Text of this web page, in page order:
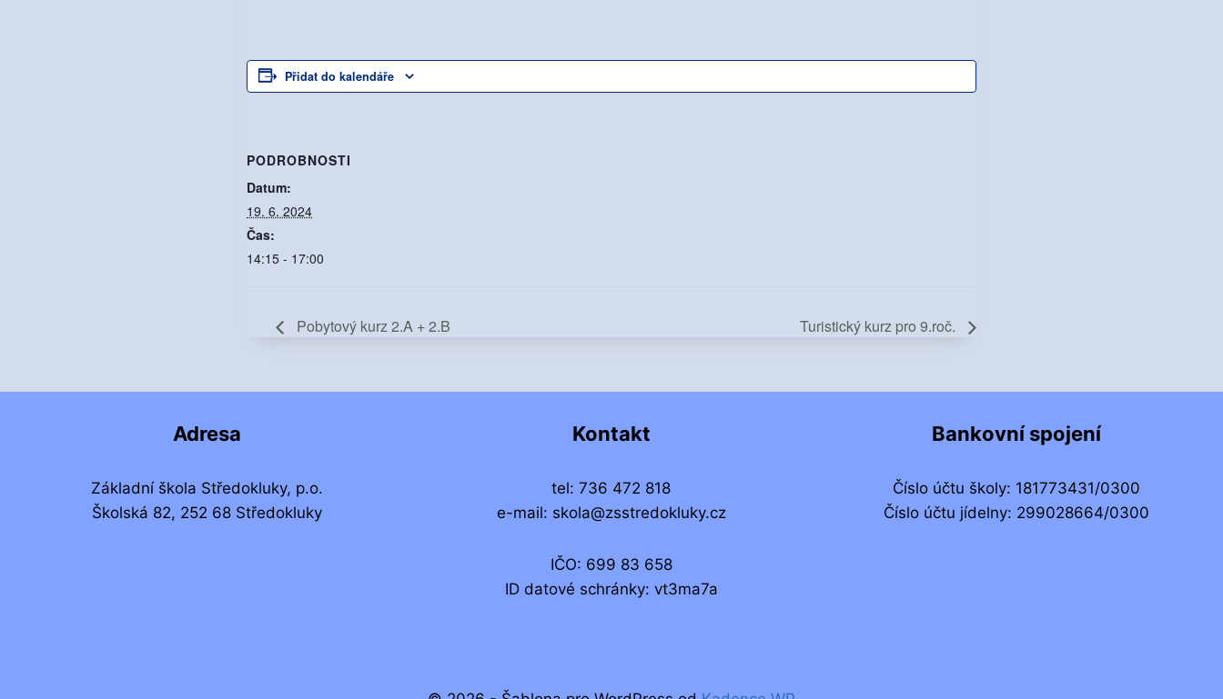
Přidat do kalendáře
PODROBNOSTI
Datum:
19. 6. 2024
Čas:
14:15 - 17:00
Pobytový kurz 2.A + 2.B Turistický kurz pro 9.roč.
Adresa
Základní škola Středokluky, p.o.
Školská 82, 252 68 Středokluky
Kontakt
tel: 736 472 818
e-mail: skola@zsstredokluky.cz
IČO: 699 83 658
ID datové schránky: vt3ma7a
Bankovní spojení
Číslo účtu školy: 181773431/0300
Číslo účtu jídelny: 299028664/0300